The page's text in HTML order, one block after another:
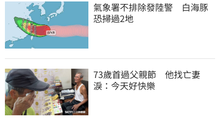
氣象署不排除發陸警　白海豚
恐掃過2地
73歲首過父親節　他找亡妻
淚：今天好快樂